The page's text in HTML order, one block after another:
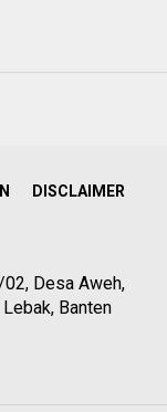
DISCLAIMER
02, Desa Aweh,
Banten